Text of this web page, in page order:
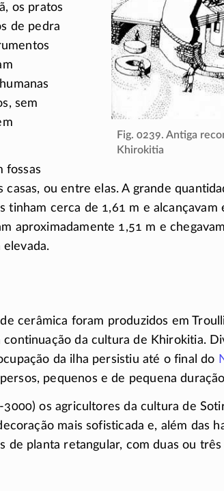
Fig. 0239. Antiga
Khirokitia
os pratos
de pedra
sem
fossas
casas, ou entre elas. A grande
tinham cerca de 1,61 m e alcançavam
aproximadamente 1,51 m e
cerâmica foram produzidos em
da cultura de Khirokitia.
da ilha persistiu até o final do
pequenos e de pequena
os agricultores da cultura de
mais sofisticada e, além das
de planta retangular, com duas ou três